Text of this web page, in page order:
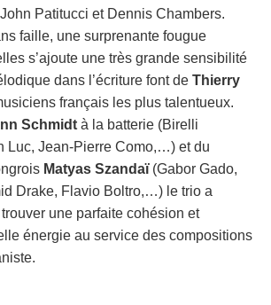
Patitucci et Dennis Chambers.
faille, une surprenante fougue
s’ajoute une très grande sensibilité
dans l’écriture font de Thierry
français les plus talentueux.
Schmidtà la batterie (Birelli
Luc, Jean-Pierre Como,…) et du
Matyas Szandaï(Gabor Gado,
Drake, Flavio Boltro,…) le trio a
une parfaite cohésion et
énergie au service des compositions